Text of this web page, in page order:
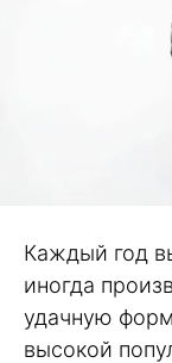
Каждый год
иногда
удачную
высокой